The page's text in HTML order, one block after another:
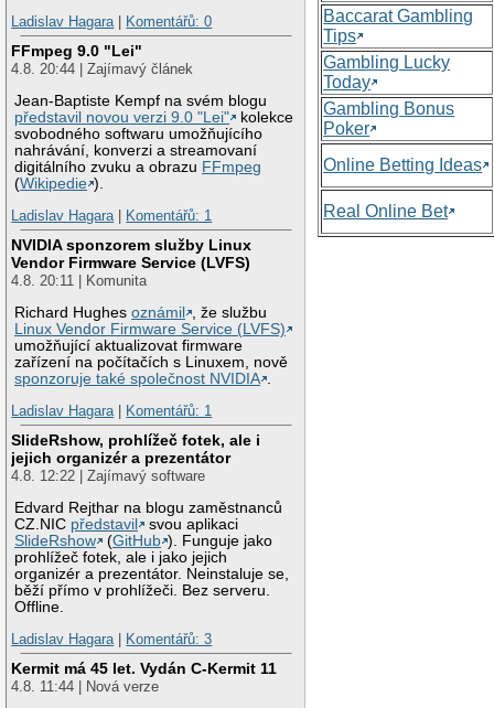
Ladislav Hagara| Komentářů: 0
FFmpeg 9.0 "Lei"
4.8. 20:44 | Zajímavý článek
Jean-Baptiste Kempf na svém blogu
představil novou verzi 9.0 "Lei"
kolekce
svobodného softwaru umožňujícího
nahrávání, konverzi a streamovaní
digitálního zvuku a obrazu FFmpeg
(Wikipedie ).
Ladislav Hagara| Komentářů: 1
NVIDIA sponzorem služby Linux
Vendor Firmware Service (LVFS)
4.8. 20:11 | Komunita
Richard Hughesoznámil
, že službu
Linux Vendor Firmware Service (LVFS)
umožňující aktualizovat firmware
zařízení na počítačích s Linuxem, nově
sponzoruje také společnost NVIDIA
Ladislav Hagara| Komentářů: 1
SlideRshow, prohlížeč fotek, ale i
jejich organizér a prezentátor
4.8. 12:22 | Zajímavý software
Edvard Rejthar na blogu zaměstnanců
CZ.NIC představil
svou aplikaci
SlideRshow
(GitHub ). Funguje jako
prohlížeč fotek, ale i jako jejich
organizér a prezentátor. Neinstaluje se,
běží přímo v prohlížeči. Bez serveru.
Offline.
Ladislav Hagara| Komentářů: 3
Kermit má 45 let. Vydán C-Kermit 11
4.8. 11:44 | Nová verze
Baccarat Gambling
Tips
Gambling Lucky
Today
Gambling Bonus
Poker
Online Betting Ideas
Real Online Bet